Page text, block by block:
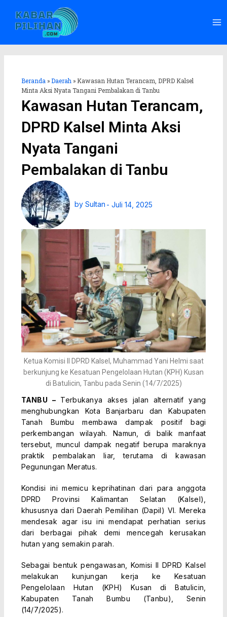
konten
Beranda » Daerah » Kawasan Hutan Terancam, DPRD Kalsel
Minta Aksi Nyata Tangani Pembalakan di Tanbu
Kawasan Hutan Terancam,
DPRD Kalsel Minta Aksi
Nyata Tangani
Pembalakan di Tanbu
bySultan - Juli 14, 2025
Ketua Komisi II DPRD Kalsel, Muhammad Yani Helmi saat
berkunjung ke Kesatuan Pengelolaan Hutan (KPH) Kusan
di Batulicin, Tanbu pada Senin (14/7/2025)
TANBU –Terbukanya akses jalan alternatif yang
menghubungkan Kota Banjarbaru dan Kabupaten
Tanah Bumbu membawa dampak positif bagi
perkembangan wilayah. Namun, di balik manfaat
tersebut, muncul dampak negatif berupa maraknya
praktik pembalakan liar, terutama di kawasan
Pegunungan Meratus.
Kondisi ini memicu keprihatinan dari para anggota
DPRD Provinsi Kalimantan Selatan (Kalsel),
khususnya dari Daerah Pemilihan (Dapil) VI. Mereka
mendesak agar isu ini mendapat perhatian serius
dari berbagai pihak demi mencegah kerusakan
hutan yang semakin parah.
Sebagai bentuk pengawasan, Komisi II DPRD Kalsel
melakukan kunjungan kerja ke Kesatuan
Pengelolaan Hutan (KPH) Kusan di Batulicin,
Kabupaten Tanah Bumbu (Tanbu), Senin
(14/7/2025).